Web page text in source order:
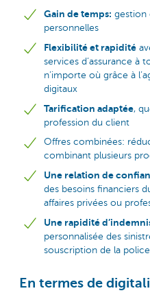
Gain de temps: gestion
personnelles
Flexibilité et rapidité
services d’assurance à
n’importe où grâce à
digitaux
Tarification adaptée,
profession du client
Offres combinées:
combinant plusieurs
Une relation de
des besoins financiers
affaires privées ou
Une rapidité
personnalisée des
souscription de la police
En termes de